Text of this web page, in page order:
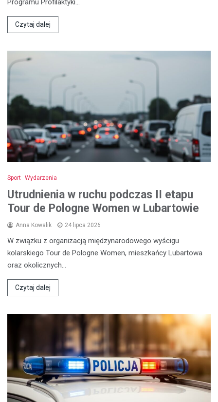
Programu Profilaktyki…
Czytaj dalej
Sport Wydarzenia
Utrudnienia w ruchu podczas II etapu
Tour de Pologne Women w Lubartowie
Anna Kowalik 24 lipca 2026
W związku z organizacją międzynarodowego wyścigu
kolarskiego Tour de Pologne Women, mieszkańcy Lubartowa
oraz okolicznych…
Czytaj dalej